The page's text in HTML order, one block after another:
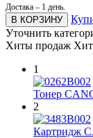
Достака – 1 день.
В КОРЗИНУ
Уточнить
Хиты продаж
1
Тонер
2
Картридж